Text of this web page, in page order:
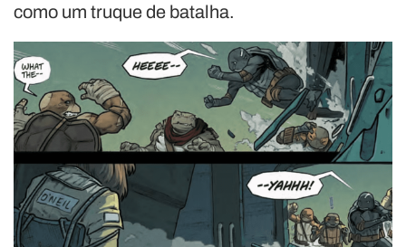
como um truque de batalha.